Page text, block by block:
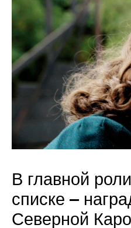
В главной
списке –
Северной